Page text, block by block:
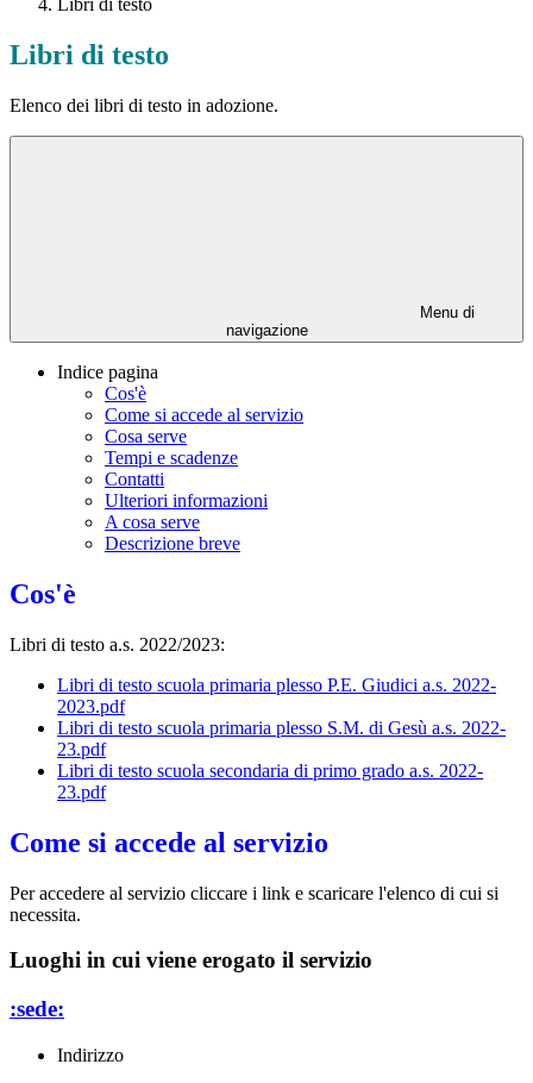
Libri di testo
Libri di testo
Elenco dei libri di testo in adozione.
Menu di
navigazione
Indice pagina
Cos'è
Come si accede al servizio
Cosa serve
Tempi e scadenze
Contatti
Ulteriori informazioni
A cosa serve
Descrizione breve
Cos'è
Libri di testo a.s. 2022/2023:
Libri di testo scuola primaria plesso P.E. Giudici a.s. 2022-
2023.pdf
Libri di testo scuola primaria plesso S.M. di Gesù a.s. 2022-
23.pdf
Libri di testo scuola secondaria di primo grado a.s. 2022-
23.pdf
Come si accede al servizio
Per accedere al servizio cliccare i link e scaricare l'elenco di cui si
necessita.
Luoghi in cui viene erogato il servizio
:sede:
Indirizzo